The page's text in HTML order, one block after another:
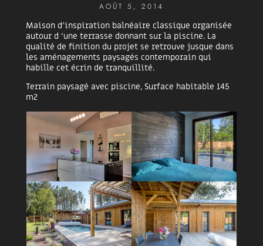
AOÛT 5, 2014
Maison d’inspiration balnéaire classique organisée
autour d ‘une terrasse donnant sur la piscine. La
qualité de finition du projet se retrouve jusque dans
les aménagements paysagés contemporain qui
habille cet écrin de tranquillité.
Terrain paysagé avec piscine, Surface habitable 145
m2